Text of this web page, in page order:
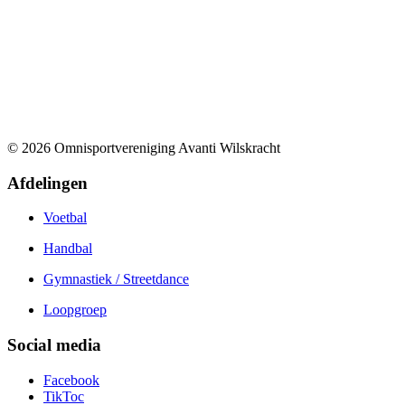
© 2026 Omnisportvereniging Avanti Wilskracht
Afdelingen
Voetbal
Handbal
Gymnastiek / Streetdance
Loopgroep
Social media
Facebook
TikToc